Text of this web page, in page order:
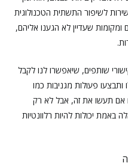
לשיפור התשתית הטכנולוגית
שעדיין לא הגענו אליהם,
שותפים, שיאפשרו לנו לקבל
פעולות מגניבות כמו
אם תעשו את זה, אבל לא רק
באמת יכולות להיות רלוונטיות